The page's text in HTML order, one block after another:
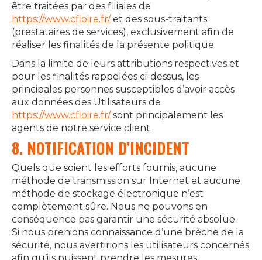
être traitées par des filiales de
https://www.cfloire.fr/et des sous-traitants
(prestataires de services), exclusivement afin de
réaliser les finalités de la présente politique.
Dans la limite de leurs attributions respectives et
pour les finalités rappelées ci-dessus, les
principales personnes susceptibles d’avoir accès
aux données des Utilisateurs de
https://www.cfloire.fr/sont principalement les
agents de notre service client.
8. NOTIFICATION D’INCIDENT
Quels que soient les efforts fournis, aucune
méthode de transmission sur Internet et aucune
méthode de stockage électronique n’est
complètement sûre. Nous ne pouvons en
conséquence pas garantir une sécurité absolue.
Si nous prenions connaissance d’une brèche de la
sécurité, nous avertirions les utilisateurs concernés